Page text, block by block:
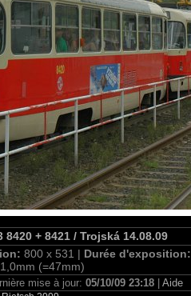
8420 + 8421 / Trojská 14.08.09
800 x 531 | Durée d'exposition:
(=47mm)
mise à jour: 05/10/09 23:18| Aide